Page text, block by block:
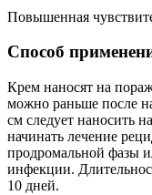
Повышенная
Способ
Крем наносят на
можно раньше после
см следует наносить
начинать лечение
продромальной фазы
инфекции.
10 дней.